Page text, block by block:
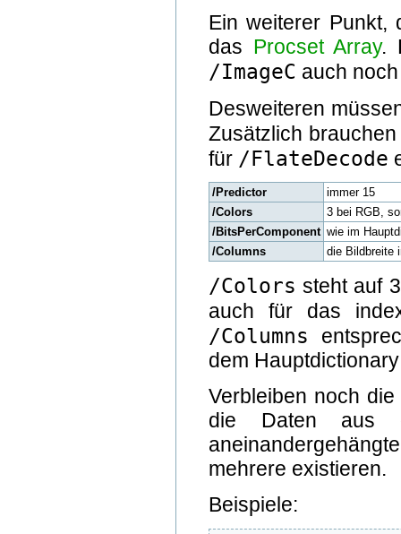
Ein weiterer Punkt,
das Procset Array.
/ImageC auch
Desweiteren
Zusätzlich
für /FlateDecode
/Predictor
immer 15
/Colors
3 bei RGB,
/BitsPerComponent wie im
/Columns
die Bildbreite
/Colors steht auf
auch für das
/Columns
dem
Verbleiben noch
die Daten aus
mehrere existieren.
Beispiele: